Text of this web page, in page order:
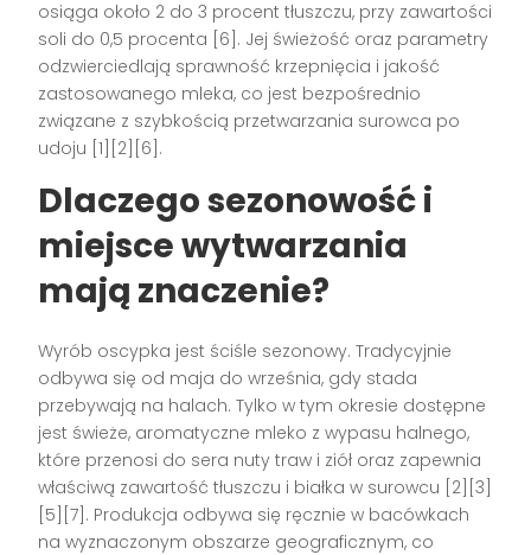
osiąga około 2 do 3 procent tłuszczu, przy zawartości
soli do 0,5 procenta [6]. Jej świeżość oraz parametry
odzwierciedlają sprawność krzepnięcia i jakość
zastosowanego mleka, co jest bezpośrednio
związane z szybkością przetwarzania surowca po
udoju [1][2][6].
Dlaczego sezonowość i
miejsce wytwarzania
mają znaczenie?
Wyrób oscypka jest ściśle sezonowy. Tradycyjnie
odbywa się od maja do września, gdy stada
przebywają na halach. Tylko w tym okresie dostępne
jest świeże, aromatyczne mleko z wypasu halnego,
które przenosi do sera nuty traw i ziół oraz zapewnia
właściwą zawartość tłuszczu i białka w surowcu [2][3]
[5][7]. Produkcja odbywa się ręcznie w bacówkach
na wyznaczonym obszarze geograficznym, co